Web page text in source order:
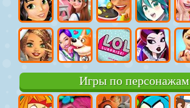
Игры по персонажам